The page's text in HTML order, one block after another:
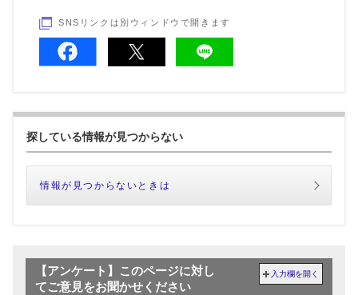
SNSリンクは別ウィンドウで開きます
探している情報が見つからない
情報が見つからないときは
【アンケート】このページに対し
てご意見をお聞かせください
入力欄を開く